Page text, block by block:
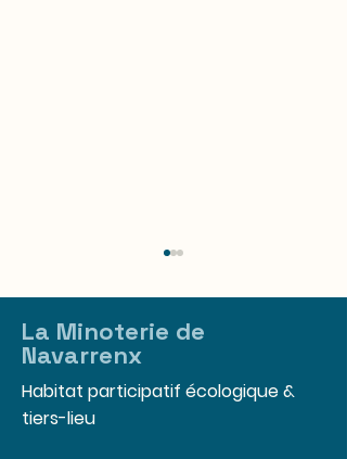
« Habiter le paysage »
La Minoterie de
Navarrenx
Habitat participatif écologique&
tiers-lieu